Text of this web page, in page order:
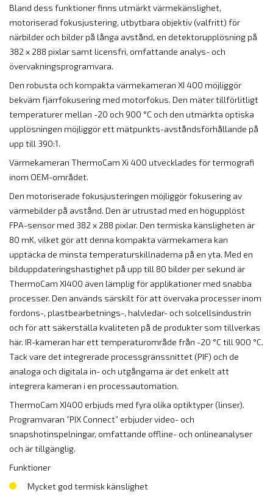
Bland dess funktioner finns utmärkt värmekänslighet,
motoriserad fokusjustering, utbytbara objektiv (valfritt) för
närbilder och bilder på långa avstånd, en detektorupplösning på
382 x 288 pixlar samt licensfri, omfattande analys- och
övervakningsprogramvara.
Den robusta och kompakta värmekameran XI 400 möjliggör
bekväm fjärrfokusering med motorfokus. Den mäter tillförlitligt
temperaturer mellan -20 och 900 °C och den utmärkta optiska
upplösningen möjliggör ett mätpunkts-avståndsförhållande på
upp till 390:1.
Värmekameran ThermoCam Xi 400 utvecklades för termografi
inom OEM-området.
Den motoriserade fokusjusteringen möjliggör fokusering av
värmebilder på avstånd. Den är utrustad med en högupplöst
FPA-sensor med 382 x 288 pixlar. Den termiska känsligheten är
80 mK, vilket gör att denna kompakta värmekamera kan
upptäcka de minsta temperaturskillnaderna på en yta. Med en
bilduppdateringshastighet på upp till 80 bilder per sekund är
ThermoCam XI400 även lämplig för applikationer med snabba
processer. Den används särskilt för att övervaka processer inom
fordons-, plastbearbetnings-, halvledar- och solcellsindustrin
och för att säkerställa kvaliteten på de produkter som tillverkas
här. IR-kameran har ett temperaturområde från -20 °C till 900 °C.
Tack vare det integrerade processgränssnittet (PIF) och de
analoga och digitala in- och utgångarna är det enkelt att
integrera kameran i en processautomation.
ThermoCam XI400 erbjuds med fyra olika optiktyper (linser).
Programvaran ”PIX Connect” erbjuder video- och
snapshotinspelningar, omfattande offline- och onlineanalyser
och är tillgänglig.
Funktioner
Mycket god termisk känslighet